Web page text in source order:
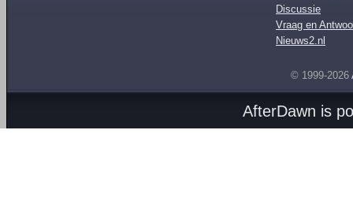
Discussie
Vraag en
Nieuws2.nl
© 1999-2026
AfterDawn is